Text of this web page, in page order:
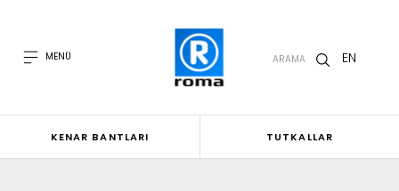
MENÜ ARAMA EN
KENAR BANTLARI TUTKALLAR